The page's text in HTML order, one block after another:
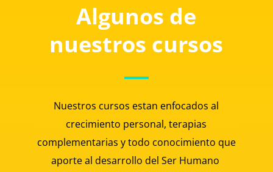
Algunos de
nuestros cursos
Nuestros cursos estan enfocados al
crecimiento personal, terapias
complementarias y todo conocimiento que
aporte al desarrollo del Ser Humano